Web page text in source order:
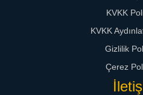
KVKK
KVKK
Gizlilik
Çerez